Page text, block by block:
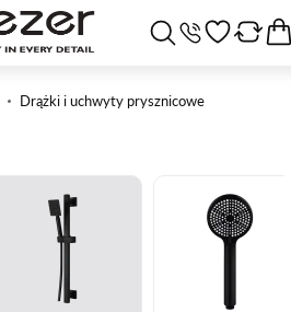
Drążki i uchwyty prysznicowe